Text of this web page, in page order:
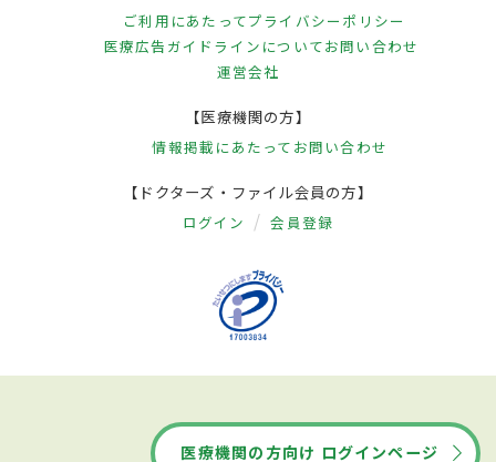
ご利用にあたってプライバシーポリシー
医療広告ガイドラインについてお問い合わせ
運営会社
【医療機関の方】
情報掲載にあたって お問い合わせ
【ドクターズ・ファイル会員の方】
ログイン 会員登録
医療機関の方向け ログインページ